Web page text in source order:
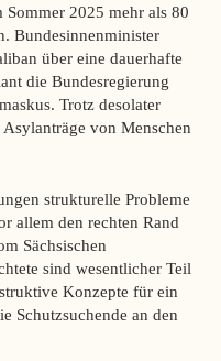
2025 mehr als 80
Bundesinnenminister
über eine dauerhafte
die Bundesregierung
Trotz desolater
von Menschen
strukturelle Probleme
allem den rechten Rand
Sächsischen
sind wesentlicher Teil
Konzepte für ein
Schutzsuchende an den